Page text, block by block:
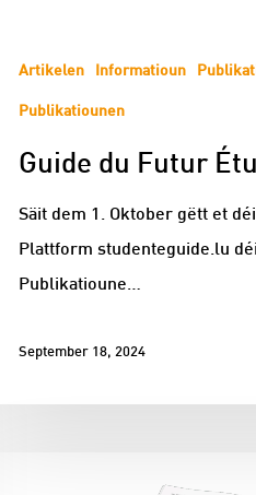
Artikelen Informatioun
Publikatiounen
Guide du Futur
Säit dem 1. Oktober gëtt et
Plattform studenteguide.lu
Publikatioune…
September 18, 2024